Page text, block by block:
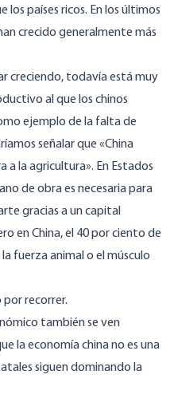
los países ricos. En los últimos
crecido generalmente más
creciendo, todavía está muy
al que los chinos
ejemplo de la falta de
señalar que «China
a la agricultura». En Estados
de obra es necesaria para
gracias a un capital
en China, el 40 por ciento de
fuerza animal o el músculo
por recorrer.
también se ven
la economía china no es una
siguen dominando la